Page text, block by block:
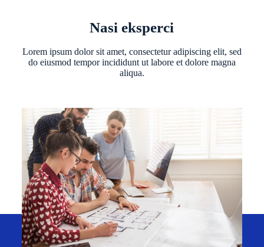
Nasi eksperci
Lorem ipsum dolor sit amet, consectetur adipiscing elit, sed
do eiusmod tempor incididunt ut labore et dolore magna
aliqua.